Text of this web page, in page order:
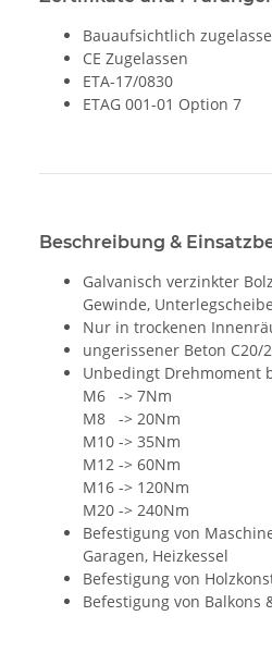
Bauaufsichtlich
CE Zugelassen
ETA-17/0830
ETAG 001-01 Option 7
Beschreibung &
Galvanisch verzinkter
Gewinde,
Nur in trockenen
ungerissener Beton C20/
Unbedingt Drehmoment
M6 -> 7Nm
M8 -> 20Nm
M10 -> 35Nm
M12 -> 60Nm
M16 -> 120Nm
M20 -> 240Nm
Befestigung von
Garagen, Heizkessel
Befestigung von
Befestigung von Balkons